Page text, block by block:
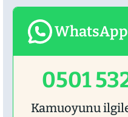
0501
Kamuoyunu